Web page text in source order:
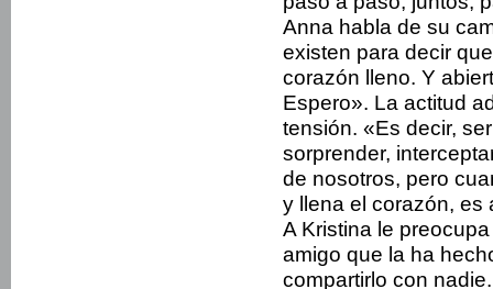
Anna habla de su
existen para decir
corazón lleno. Y
Espero». La actitud
tensión. «Es decir,
sorprender,
de nosotros, pero
y llena el corazón, es
A Kristina le
amigo que la ha
compartirlo con